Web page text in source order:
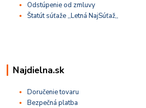
Odstúpenie od zmluvy
Štatút súťaže ,,Letná NajSúťaž,,
Najdielna.sk
Doručenie tovaru
Bezpečná platba